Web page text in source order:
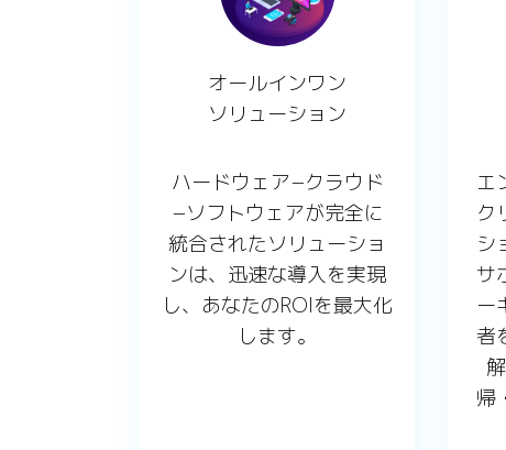
オールインワン
ソリューション
ハードウェア−クラウド
−ソフトウェアが完全に
統合されたソリューショ
ンは、迅速な導入を実現
し、あなたのROIを最大化
します。
エ
ク
シ
サ
ー
者
帰